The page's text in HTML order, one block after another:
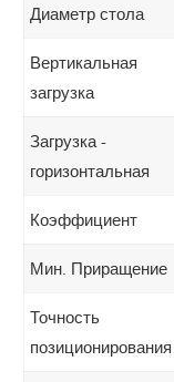
Диаметр стола
Вертикальная
загрузка
Загрузка -
горизонтальная
Коэффициент
Мин. Приращение
Точность
позиционирования